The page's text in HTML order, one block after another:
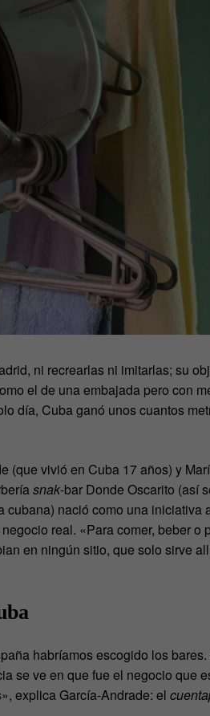
ni recrearlas ni imitarlas; su
el de una embajada pero con
día, Cuba ganó unos cuantos
(que vivió en Cuba 17 años) y
snak-bar Donde Oscarito (así
nació como una iniciativa
real. «Para comer, beber o
en ningún sitio, que solo sirve
habríamos escogido los
se ve en que fue el negocio que
explica García-Andrade: el